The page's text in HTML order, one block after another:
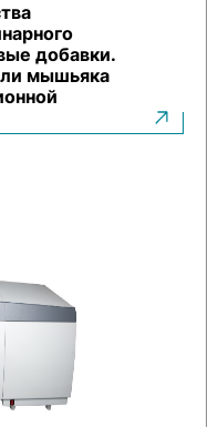
добавки.
мышьяка